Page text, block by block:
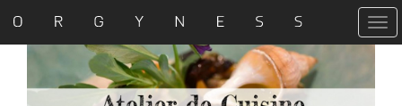
T
o